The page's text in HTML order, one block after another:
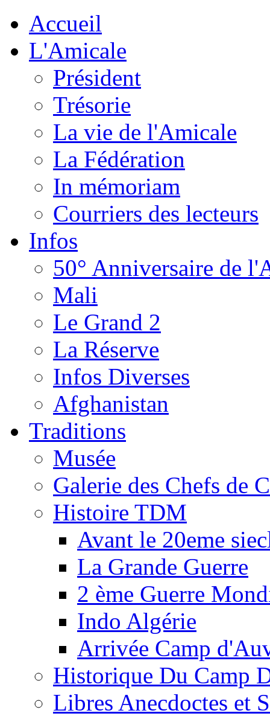
Accueil
L'Amicale
Président
Trésorie
La vie de l'Amicale
La Fédération
In mémoriam
Courriers des lecteurs
Infos
50° Anniversaire de
Mali
Le Grand 2
La Réserve
Infos Diverses
Afghanistan
Traditions
Musée
Galerie des Chefs de
Histoire TDM
Avant le 20eme
La Grande Guerre
2 ème Guerre
Indo Algérie
Arrivée Camp
Historique Du Camp
Libres Anecdoctes et